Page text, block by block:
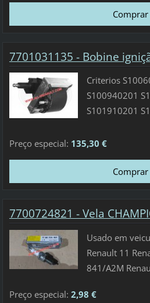
7701031135 - Bobine
Criterios
S100940201
S101910201
Preço especial: 135,30 €
7700724821 - Vela
Usado em
Renault 11
841/A2M
Preço especial: 2,98 €